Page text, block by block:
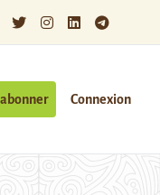
Connexion